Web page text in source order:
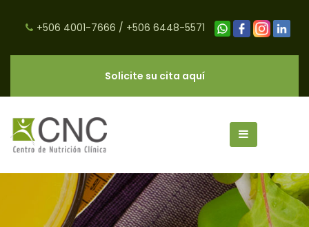
+506 4001-7666 / +506 6448-5571
Solicite su cita aquí